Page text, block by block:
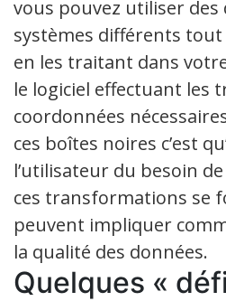
vous pouvez utiliser des
systèmes différents
en les traitant dans
le logiciel effectuant les
coordonnées
ces boîtes noires c’est
l’utilisateur du besoin
ces transformations se
peuvent impliquer
la qualité des données.
Quelques «